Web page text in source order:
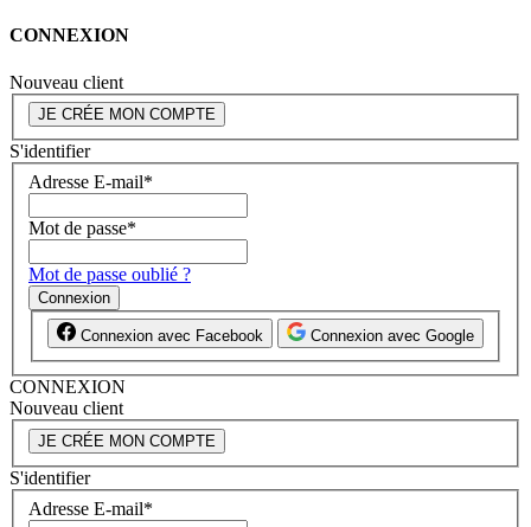
CONNEXION
Nouveau client
JE CRÉE MON COMPTE
S'identifier
Adresse E-mail*
Mot de passe*
Mot de passe oublié ?
Connexion
Connexion avec Facebook Connexion avec Google
CONNEXION
Nouveau client
JE CRÉE MON COMPTE
S'identifier
Adresse E-mail*